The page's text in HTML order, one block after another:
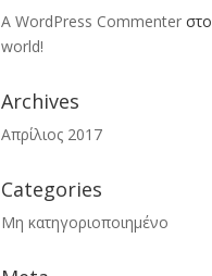
A WordPress Commenterστο
world!
Archives
Απρίλιος 2017
Categories
Μη κατηγοριοποιημένο